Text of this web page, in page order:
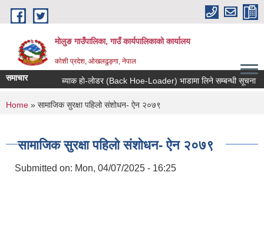
Skip to main content
मोलुङ गाउँपालिका, गाउँ कार्यपालिकाको कार्यालय
कोशी प्रदेश, ओखलढुङ्गा, नेपाल
समाचार ब्याक हाे-लाेडर (Back Hoe-Loader) भाडामा लिने सम्बन्धी सूचना
You are here
Home » सामाजिक सुरक्षा पहिलो संशोधन- ऐन २०७९
सामाजिक सुरक्षा पहिलो संशोधन- ऐन २०७९
Submitted on: Mon, 04/07/2025 - 16:25